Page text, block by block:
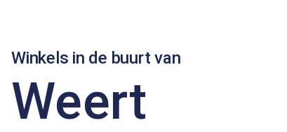
Winkels in de buurt van
Weert